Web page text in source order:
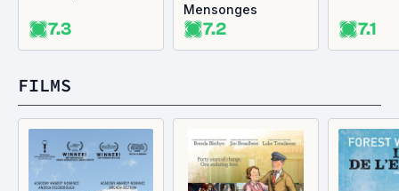
7.3
Mensonges
7.2 7.1
FILMS